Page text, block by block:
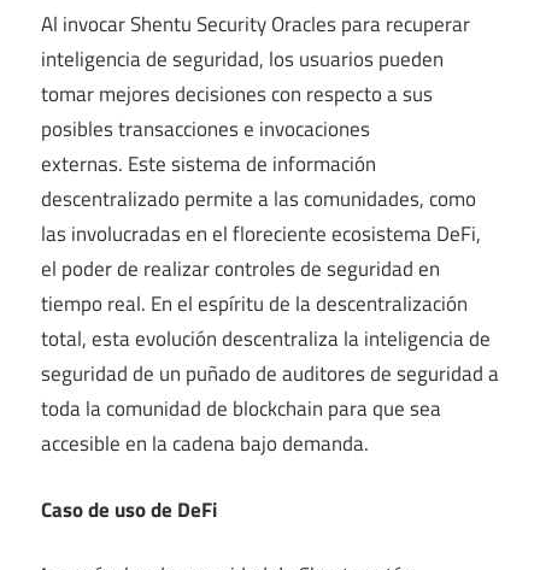
Al invocar Shentu Security Oracles para recuperar
inteligencia de seguridad, los usuarios pueden
tomar mejores decisiones con respecto a sus
posibles transacciones e invocaciones
externas. Este sistema de información
descentralizado permite a las comunidades, como
las involucradas en el floreciente ecosistema DeFi,
el poder de realizar controles de seguridad en
tiempo real. En el espíritu de la descentralización
total, esta evolución descentraliza la inteligencia de
seguridad de un puñado de auditores de seguridad a
toda la comunidad de blockchain para que sea
accesible en la cadena bajo demanda.
Caso de uso de DeFi